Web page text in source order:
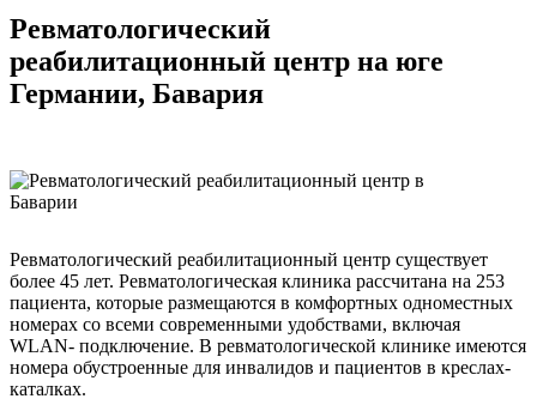
Ревматологический
реабилитационный центр на юге
Германии, Бавария
Ревматологический реабилитационный центр существует
более 45 лет. Ревматологическая клиника рассчитана на 253
пациента, которые размещаются в комфортных одноместных
номерах со всеми современными удобствами, включая
WLAN- подключение. В ревматологической клинике имеются
номера обустроенные для инвалидов и пациентов в креслах-
каталках.